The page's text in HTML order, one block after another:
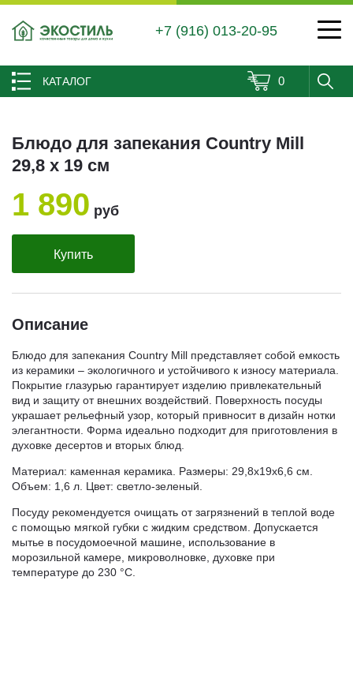
+7 (916) 013-20-95
КАТАЛОГ 0
Блюдо для запекания Country Mill
29,8 х 19 см
1 890 руб
Купить
Описание
Блюдо для запекания Сountry Mill представляет собой емкость
из керамики – экологичного и устойчивого к износу материала.
Покрытие глазурью гарантирует изделию привлекательный
вид и защиту от внешних воздействий. Поверхность посуды
украшает рельефный узор, который привносит в дизайн нотки
элегантности. Форма идеально подходит для приготовления в
духовке десертов и вторых блюд.
Материал: каменная керамика. Размеры: 29,8х19х6,6 см.
Объем: 1,6 л. Цвет: светло-зеленый.
Посуду рекомендуется очищать от загрязнений в теплой воде
с помощью мягкой губки с жидким средством. Допускается
мытье в посудомоечной машине, использование в
морозильной камере, микроволновке, духовке при
температуре до 230 °C.